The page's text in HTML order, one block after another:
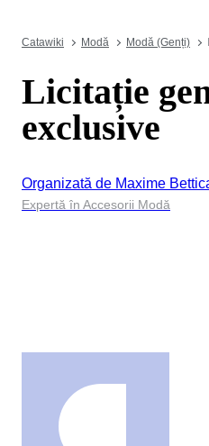
Catawiki Modă Modă (Genți)
Licitație
exclusive
Organizată de Maxime
Expertă în Accesorii Modă